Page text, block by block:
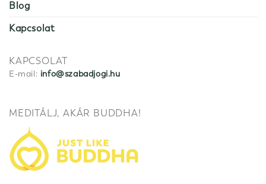
Blog
Kapcsolat
KAPCSOLAT
E-mail: info@szabadjogi.hu
MEDITÁLJ, AKÁR BUDDHA!